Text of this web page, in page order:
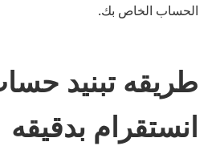
الحساب الخاص بك.
طريقه تبنيد
انستقرام بدقيقه